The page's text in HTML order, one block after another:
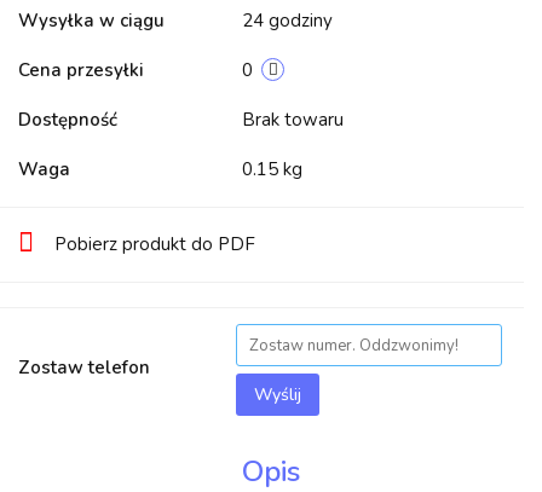
Wysyłka w ciągu 24 godziny
Cena przesyłki 0
Dostępność Brak towaru
Waga 0.15 kg
Pobierz produkt do PDF
Zostaw telefon
Wyślij
Opis